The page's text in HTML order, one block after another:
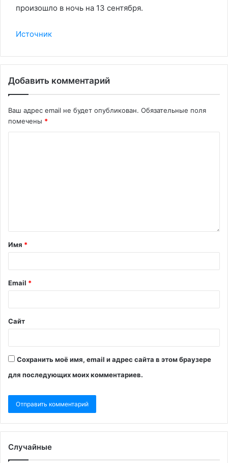
произошло в ночь на 13 сентября.
Источник
Добавить комментарий
Ваш адрес email не будет опубликован. Обязательные поля
помечены *
Имя *
Email *
Сайт
Сохранить моё имя, email и адрес сайта в этом браузере
для последующих моих комментариев.
Случайные